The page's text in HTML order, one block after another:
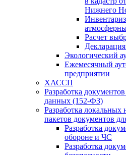
Нижнего
Расчет
Экологический
Ежемесячный
предприятии
ХАССП
Разработка
данных (152-ФЗ)
Разработка
пакетов документов
Разработка
обороне и ЧС
Разработка